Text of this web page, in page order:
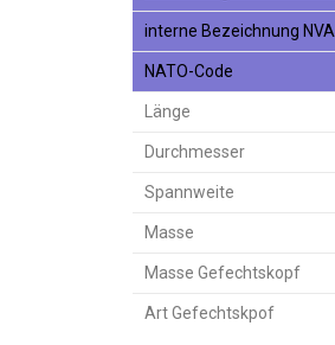
interne Bezeichnung NVA
NATO-Code
Länge
Durchmesser
Spannweite
Masse
Masse Gefechtskopf
Art Gefechtskpof